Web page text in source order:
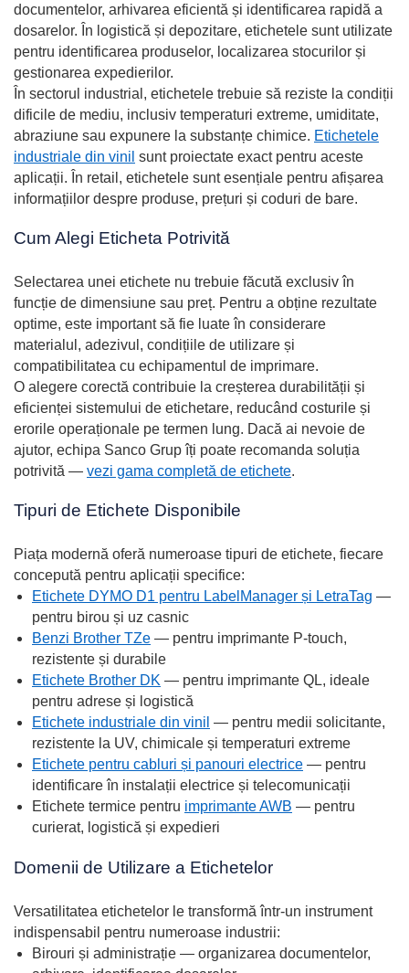
documentelor, arhivarea eficientă și identificarea rapidă a
dosarelor. În logistică și depozitare, etichetele sunt utilizate
pentru identificarea produselor, localizarea stocurilor și
gestionarea expedierilor.
În sectorul industrial, etichetele trebuie să reziste la condiții
dificile de mediu, inclusiv temperaturi extreme, umiditate,
abraziune sau expunere la substanțe chimice. Etichetele
industriale din vinil sunt proiectate exact pentru aceste
aplicații. În retail, etichetele sunt esențiale pentru afișarea
informațiilor despre produse, prețuri și coduri de bare.
Cum Alegi Eticheta Potrivită
Selectarea unei etichete nu trebuie făcută exclusiv în
funcție de dimensiune sau preț. Pentru a obține rezultate
optime, este important să fie luate în considerare
materialul, adezivul, condițiile de utilizare și
compatibilitatea cu echipamentul de imprimare.
O alegere corectă contribuie la creșterea durabilității și
eficienței sistemului de etichetare, reducând costurile și
erorile operaționale pe termen lung. Dacă ai nevoie de
ajutor, echipa Sanco Grup îți poate recomanda soluția
potrivită — vezi gama completă de etichete.
Tipuri de Etichete Disponibile
Piața modernă oferă numeroase tipuri de etichete, fiecare
concepută pentru aplicații specifice:
Etichete DYMO D1 pentru LabelManager și LetraTag —
pentru birou și uz casnic
Benzi Brother TZe — pentru imprimante P-touch,
rezistente și durabile
Etichete Brother DK — pentru imprimante QL, ideale
pentru adrese și logistică
Etichete industriale din vinil — pentru medii solicitante,
rezistente la UV, chimicale și temperaturi extreme
Etichete pentru cabluri și panouri electrice — pentru
identificare în instalații electrice și telecomunicații
Etichete termice pentru imprimante AWB — pentru
curierat, logistică și expedieri
Domenii de Utilizare a Etichetelor
Versatilitatea etichetelor le transformă într-un instrument
indispensabil pentru numeroase industrii:
Birouri și administrație — organizarea documentelor,